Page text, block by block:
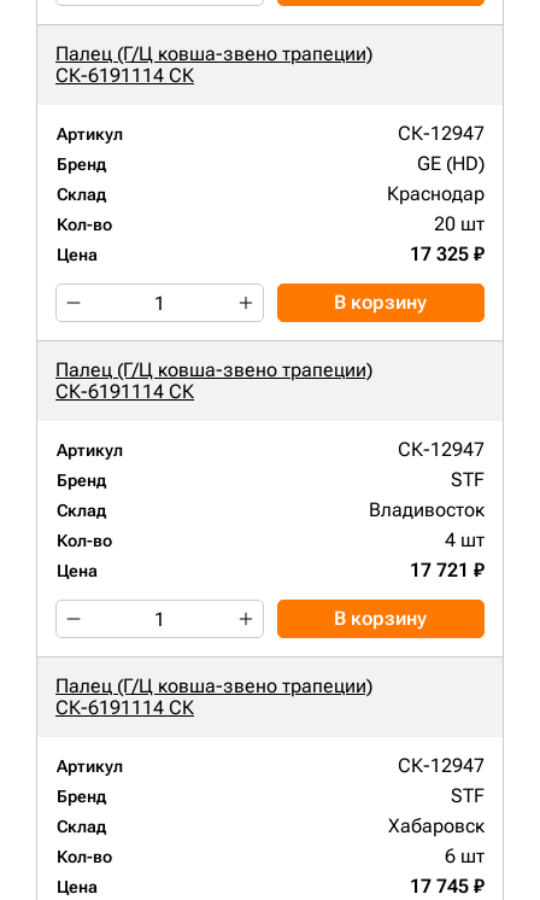
Палец (Г/Ц ковша-звено трапеции)
СК-6191114 СК
Артикул СК-12947
Бренд GE (HD)
Склад Краснодар
Кол-во 20 шт
Цена 17 325 ₽
В корзину
Палец (Г/Ц ковша-звено трапеции)
СК-6191114 СК
Артикул СК-12947
Бренд STF
Склад Владивосток
Кол-во 4 шт
Цена 17 721 ₽
В корзину
Палец (Г/Ц ковша-звено трапеции)
СК-6191114 СК
Артикул СК-12947
Бренд STF
Склад Хабаровск
Кол-во 6 шт
Цена 17 745 ₽